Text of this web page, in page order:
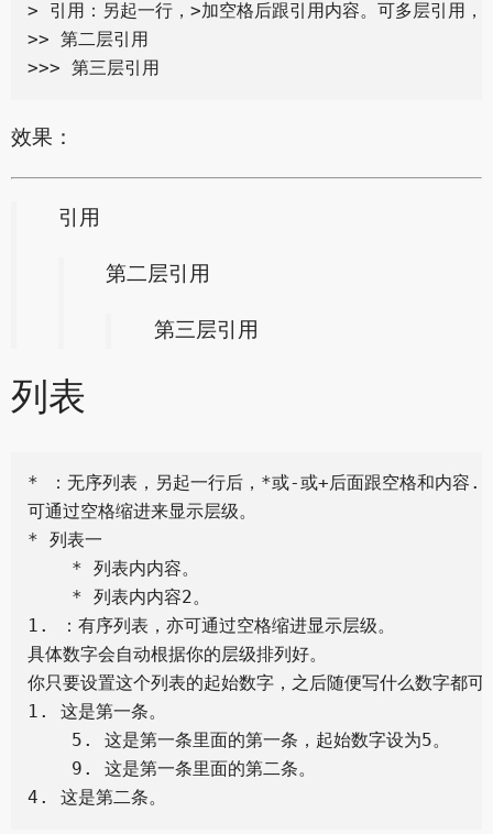
> 引用：另起一行，>加空格后跟引用内容。可多层引用，
>> 第二层引用
效果：
引用
第二层引用
第三层引用
列表
* ：无序列表，另起一行后，*或-或+后面跟空格和内容.
可通过空格缩进来显示层级。
* 列表一
    * 列表内内容。
    * 列表内内容2。
1. ：有序列表，亦可通过空格缩进显示层级。
具体数字会自动根据你的层级排列好。
你只要设置这个列表的起始数字，之后随便写什么数字都可
1. 这是第一条。
    5. 这是第一条里面的第一条，起始数字设为5。
    9. 这是第一条里面的第二条。